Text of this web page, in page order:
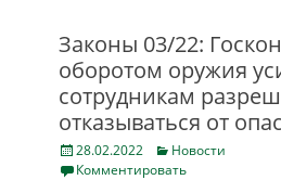
Законы 03/22:
оборотом оружия
сотрудникам
отказываться от
Posted
on
28.02.2022 Categories
Новости
Комментировать